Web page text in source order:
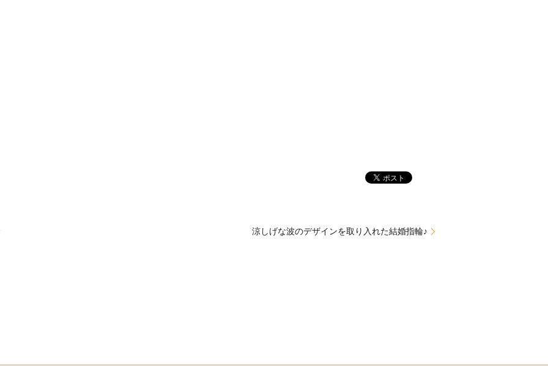
涼しげな波のデザインを取り入れた結婚指輪♪